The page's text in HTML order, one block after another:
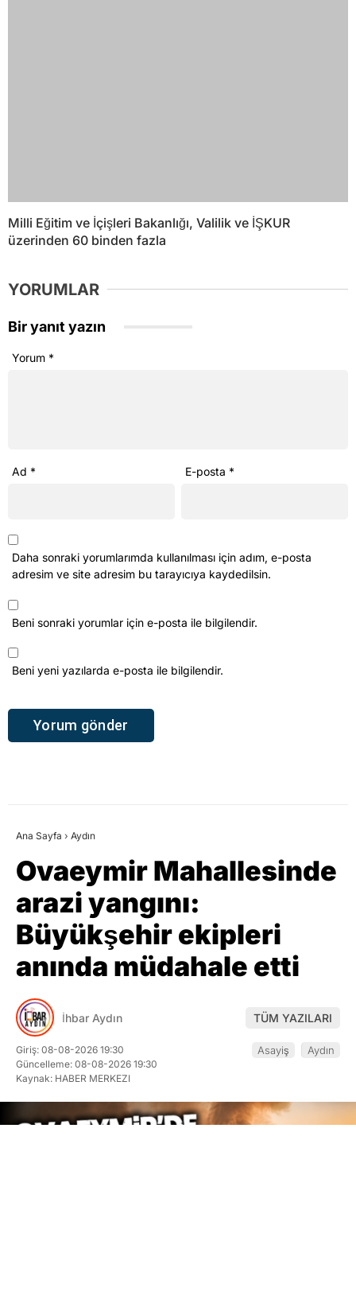
Milli Eğitim ve İçişleri Bakanlığı, Valilik ve İŞKUR
üzerinden 60 binden fazla
YORUMLAR
Bir yanıt yazın
Yorum *
Ad * E-posta *
Daha sonraki yorumlarımda kullanılması için adım, e-posta
adresim ve site adresim bu tarayıcıya kaydedilsin.
Beni sonraki yorumlar için e-posta ile bilgilendir.
Beni yeni yazılarda e-posta ile bilgilendir.
Ana Sayfa › Aydın
Ovaeymir Mahallesinde
arazi yangını:
Büyükşehir ekipleri
anında müdahale etti
İhbar Aydın TÜM YAZILARI
Giriş: 08-08-2026 19:30
Güncelleme: 08-08-2026 19:30
Kaynak: HABER MERKEZI
Asayiş Aydın